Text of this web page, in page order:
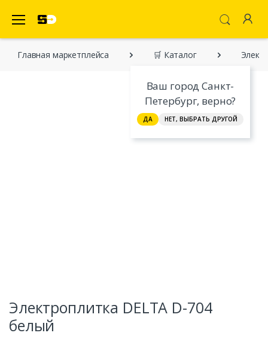
Ваш город Санкт-
Петербург, верно?
ДА НЕТ, ВЫБРАТЬ ДРУГОЙ
Главная марĸетплейса 🛒 Каталог
Электроплитка DELTA D-704
белый